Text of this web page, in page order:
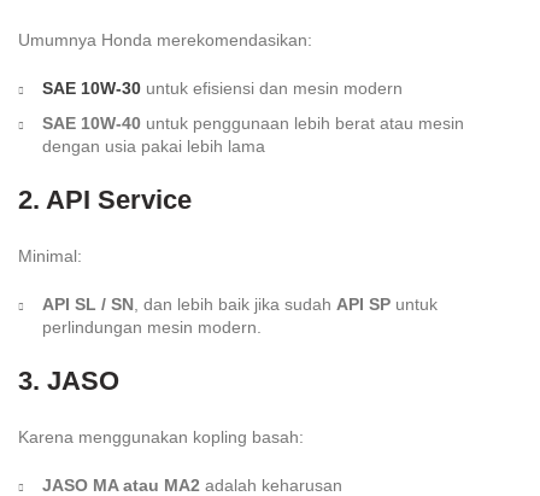
Umumnya Honda merekomendasikan:
SAE 10W-30 untuk efisiensi dan mesin modern
SAE 10W-40 untuk penggunaan lebih berat atau mesin
dengan usia pakai lebih lama
2. API Service
Minimal:
API SL / SN , dan lebih baik jika sudah API SP untuk
perlindungan mesin modern.
3. JASO
Karena menggunakan kopling basah:
JASO MA atau MA2 adalah keharusan